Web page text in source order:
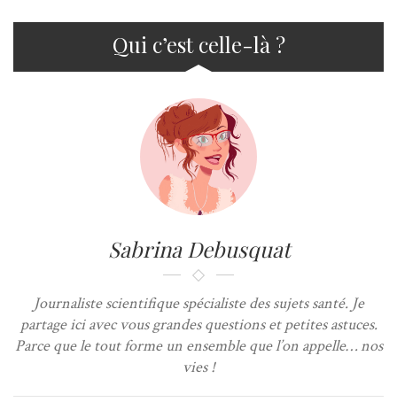
Qui c’est celle-là ?
Sabrina Debusquat
Journaliste scientifique spécialiste des sujets santé. Je
partage ici avec vous grandes questions et petites astuces.
Parce que le tout forme un ensemble que l’on appelle… nos
vies !